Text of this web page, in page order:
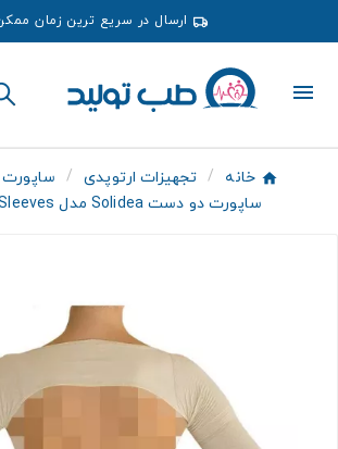
ارسال در سریع ترین زمان
خانه تجهیزات ارتوپدی
ساپورت دو دست Solidea مدل Slimming Sleeves